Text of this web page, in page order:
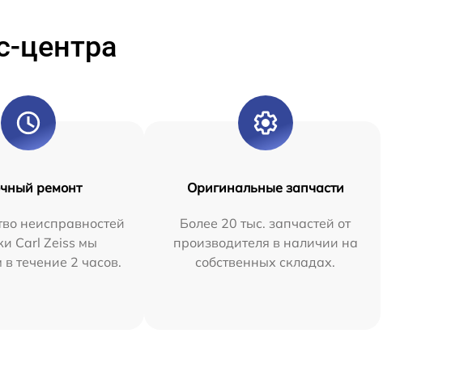
центра
ремонт
неисправностей
Carl Zeiss мы
в течение 2 часов.
Оригинальные запчасти
Более 20 тыс. запчастей от
производителя в наличии на
собственных складах.